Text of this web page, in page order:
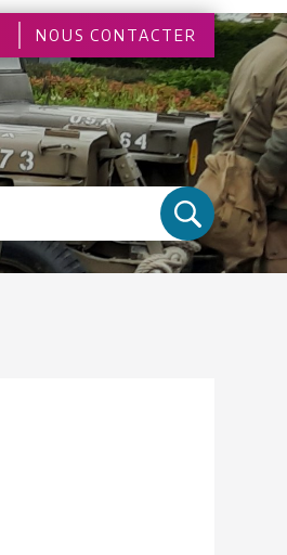
NOUS CONTACTER